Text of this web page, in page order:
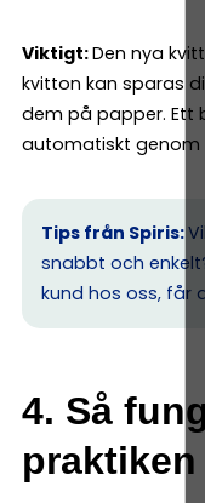
Viktigt:Den nya
kvitton kan sparas
dem på papper. Ett
automatiskt genom
Tips från Spiris:
snabbt och
kund hos oss, får
4. Så